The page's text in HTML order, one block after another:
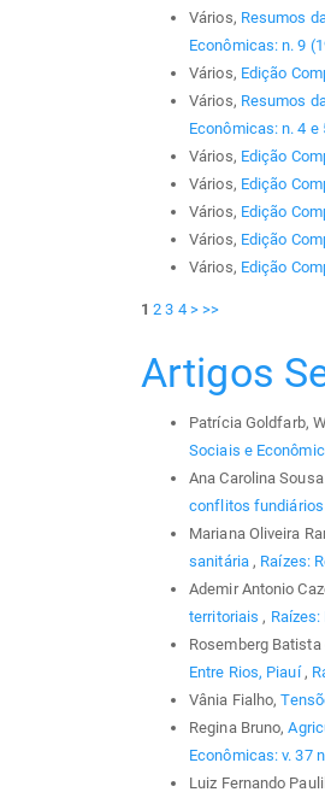
Vários, Resumos
Econômicas: n. 9
Vários, Edição
Vários, Resumos
Econômicas: n. 4 e
Vários, Edição
Vários, Edição
Vários, Edição
Vários, Edição
Vários, Edição
1 2 3 4 > >>
Artigos
Patrícia Goldfarb,
Sociais e
Ana Carolina
conflitos
Mariana Oliveira
sanitária , Raízes:
Ademir Antonio
territoriais,
Rosemberg
Entre Rios, Piauí,
Vânia Fialho,
Regina Bruno,
Econômicas: v. 37
Luiz Fernando